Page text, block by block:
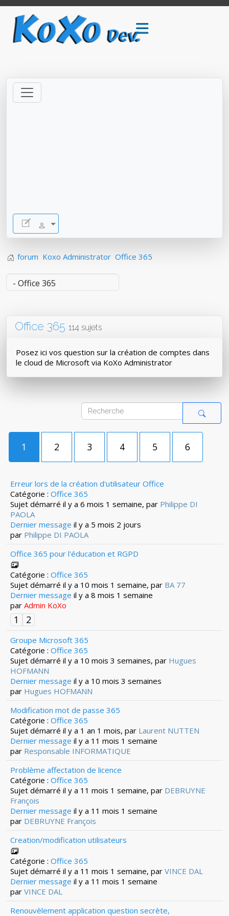
forum Koxo Administrator Office 365
Office 365 114 sujets
Posez ici vos question sur la création de comptes dans
le cloud de Microsoft via KoXo Administrator
1 2 3 4 5 6
Erreur lors de la création d'utilisateur Office
Catégorie : Office 365
Sujet démarré il y a 6 mois 1 semaine, par Philippe DI
PAOLA
Dernier message il y a 5 mois 2 jours
par Philippe DI PAOLA
Office 365 pour l'éducation et RGPD
Catégorie : Office 365
Sujet démarré il y a 10 mois 1 semaine, par BA 77
Dernier message il y a 8 mois 1 semaine
par Admin KoXo
1 2
Groupe Microsoft 365
Catégorie : Office 365
Sujet démarré il y a 10 mois 3 semaines, par Hugues
HOFMANN
Dernier message il y a 10 mois 3 semaines
par Hugues HOFMANN
Modification mot de passe 365
Catégorie : Office 365
Sujet démarré il y a 1 an 1 mois, par Laurent NUTTEN
Dernier message il y a 11 mois 1 semaine
par Responsable INFORMATIQUE
Problème affectation de licence
Catégorie : Office 365
Sujet démarré il y a 11 mois 1 semaine, par DEBRUYNE
François
Dernier message il y a 11 mois 1 semaine
par DEBRUYNE François
Creation/modification utilisateurs
Catégorie : Office 365
Sujet démarré il y a 11 mois 1 semaine, par VINCE DAL
Dernier message il y a 11 mois 1 semaine
par VINCE DAL
Renouvèlement application question secrète,